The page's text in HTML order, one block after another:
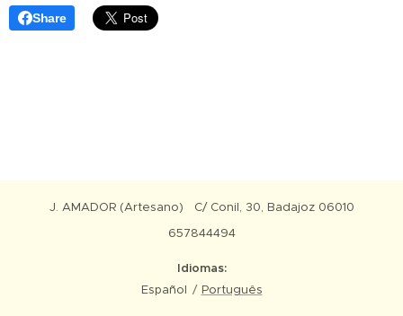
Share
J. AMADOR (Artesano) C/ Conil, 30, Badajoz 06010
657844494
Idiomas
Español
Português